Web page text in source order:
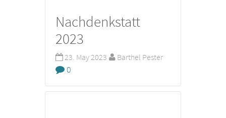
Nachdenkstatt
2023
23. May 2023 Barthel Pester
0